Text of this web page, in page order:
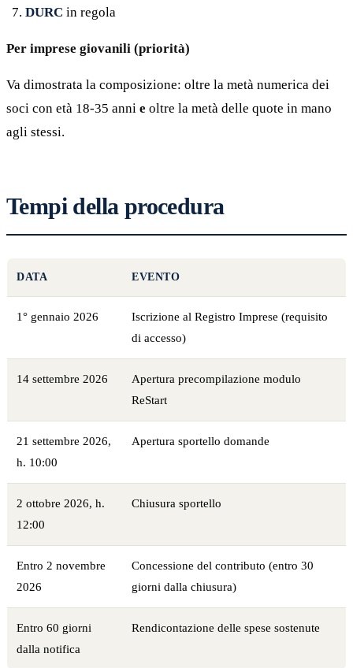
DURC in regola
Per imprese giovanili (priorità)
Va dimostrata la composizione: oltre la metà numerica dei
soci con età 18-35 anni e oltre la metà delle quote in mano
agli stessi.
Tempi della procedura
DATA EVENTO
1° gennaio 2026
Iscrizione al Registro Imprese (requisito
di accesso)
14 settembre 2026
Apertura precompilazione modulo
ReStart
21 settembre 2026,
h. 10:00
Apertura sportello domande
2 ottobre 2026, h.
12:00
Chiusura sportello
Entro 2 novembre
2026
Concessione del contributo (entro 30
giorni dalla chiusura)
Entro 60 giorni
dalla notifica
Rendicontazione delle spese sostenute